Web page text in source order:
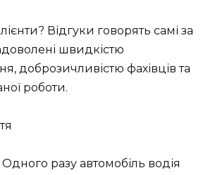
Відгуки говорять самі за
швидкістю
доброзичливістю фахівців та
роботи.
Одного разу автомобіль водія